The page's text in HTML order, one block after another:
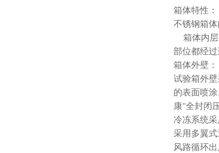
箱体特性：
不锈钢箱
箱体内层
部位都经
箱体外壁：
试验箱外
的表面喷
康"全封闭
冷冻系统
采用多翼
风路循环